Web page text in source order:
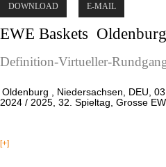
DOWNLOAD E-MAIL
EWE Baskets Oldenburg
Definition-Virtueller-
Oldenburg , Niedersachsen, DEU,
2024 / 2025, 32. Spieltag, Grosse
[+]